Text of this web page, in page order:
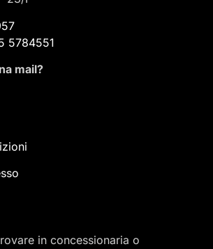
5784551
mail?
in concessionaria o